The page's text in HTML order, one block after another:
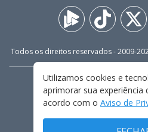
Todos os direitos reservados - 2009-
FALE
TERMOS E
Utilizamos cookies e
aprimorar sua experiência
acordo com o Aviso de